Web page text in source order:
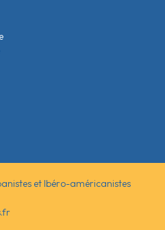
et Ibéro-américanistes